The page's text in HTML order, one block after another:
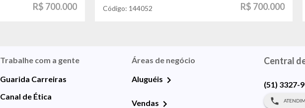
R$ 700.000 Código: 144052 R$ 700.000
Trabalhe com a gente
Guarida Carreiras
Canal de Ética
Áreas de negócio
Aluguéis
Vendas
Central
(51) 3327-